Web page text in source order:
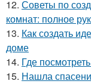
12. Советы по
комнат: полное
13. Как создать
доме
14. Где
15. Нашла